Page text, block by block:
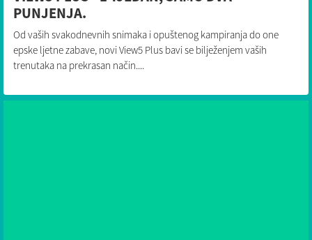
PUNJENJA.
Od vaših svakodnevnih snimaka i opuštenog kampiranja do one
epske ljetne zabave, novi View5 Plus bavi se bilježenjem vaših
trenutaka na prekrasan način....